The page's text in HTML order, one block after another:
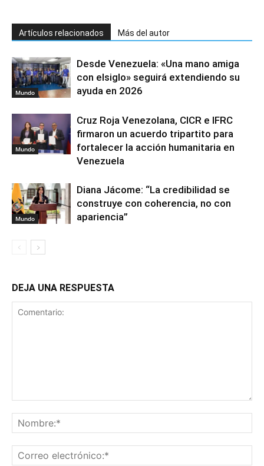
Artículos relacionados Más del autor
Mundo
Desde Venezuela: «Una mano amiga
con elsiglo» seguirá extendiendo su
ayuda en 2026
Mundo
Cruz Roja Venezolana, CICR e IFRC
firmaron un acuerdo tripartito para
fortalecer la acción humanitaria en
Venezuela
Mundo
Diana Jácome: “La credibilidad se
construye con coherencia, no con
apariencia”
DEJA UNA RESPUESTA